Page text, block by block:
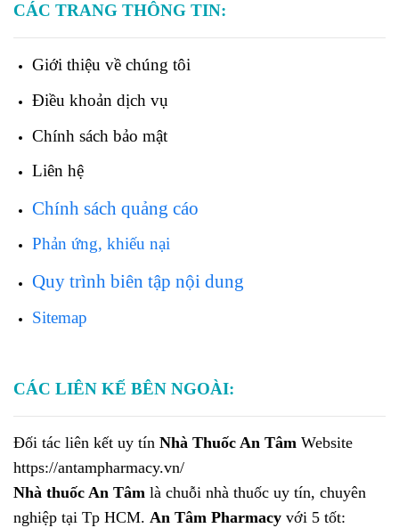
CÁC TRANG THÔNG TIN:
Giới thiệu về chúng tôi
Điều khoản dịch vụ
Chính sách bảo mật
Liên hệ
Chính sách quảng cáo
Phản ứng, khiếu nại
Quy trình biên tập nội dung
Sitemap
CÁC LIÊN KẾ BÊN NGOÀI:
Đối tác liên kết uy tín Nhà Thuốc An Tâm Website
https://antampharmacy.vn/
Nhà thuốc An Tâm là chuỗi nhà thuốc uy tín, chuyên
nghiệp tại Tp HCM. An Tâm Pharmacy với 5 tốt: